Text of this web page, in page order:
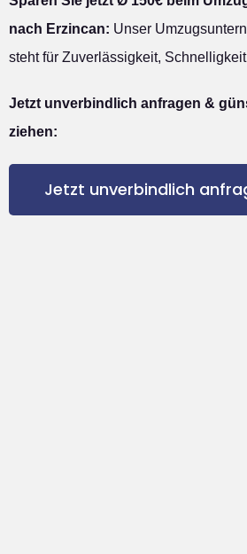
nach Erzincan: Unser
steht für Zuverlässigkeit,
Jetzt unverbindlich anfragen &
ziehen:
Jetzt unverbindlich